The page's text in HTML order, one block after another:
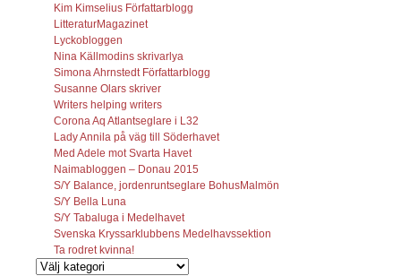
Kim Kimselius Författarblogg
LitteraturMagazinet
Lyckobloggen
Nina Källmodins skrivarlya
Simona Ahrnstedt Författarblogg
Susanne Olars skriver
Writers helping writers
Corona Aq Atlantseglare i L32
Lady Annila på väg till Söderhavet
Med Adele mot Svarta Havet
Naimabloggen – Donau 2015
S/Y Balance, jordenruntseglare BohusMalmön
S/Y Bella Luna
S/Y Tabaluga i Medelhavet
Svenska Kryssarklubbens Medelhavssektion
Ta rodret kvinna!
Vilka